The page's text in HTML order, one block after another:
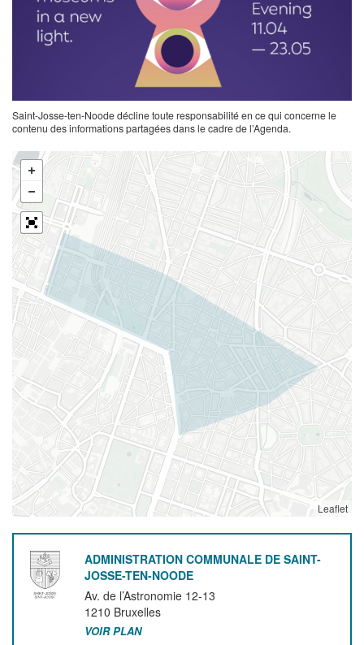
Saint-Josse-ten-Noode décline toute responsabilité en ce qui concerne le
contenu des informations partagées dans le cadre de l’Agenda.
Leaflet
ADMINISTRATION COMMUNALE DE SAINT-
JOSSE-TEN-NOODE
Av. de l’Astronomie 12-13
1210 Bruxelles
VOIR PLAN